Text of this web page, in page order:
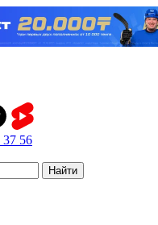
37 56
Найти